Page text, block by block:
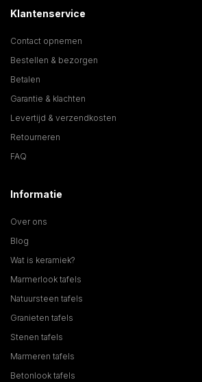
Klantenservice
Contact opnemen
Bestellen & bezorgen
Betalen
Garantie & klachten
Levertijd & verzendkosten
Retourneren
FAQ
Informatie
Over ons
Blog
Wat is keramiek?
Marmerlook tafels
Natuursteen tafels
Granieten tafels
Stenen tafels
Marmeren tafels
Betonlook tafels